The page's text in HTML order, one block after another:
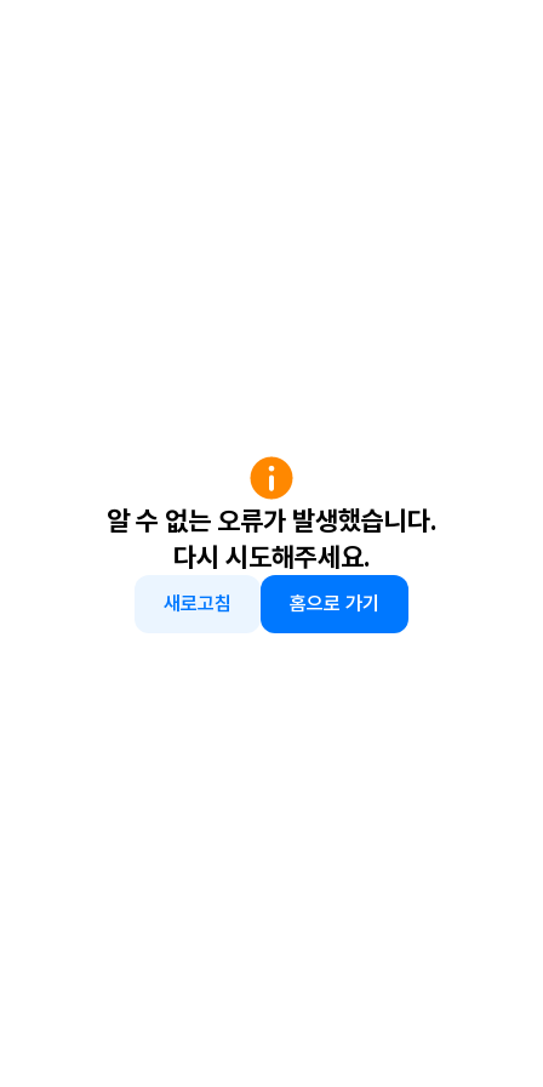
알 수 없는 오류가 발생했습니다.
다시 시도해주세요.
새로고침 홈으로 가기